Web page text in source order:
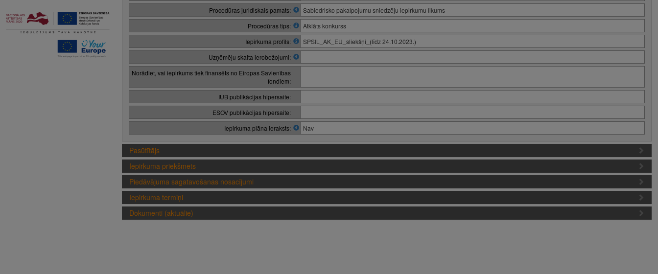
Procedūras juridiskais pamats:
Sabiedrisko pakalpojumu sniedzēju iepirkumu likums
Procedūras tips:
Atklāts konkurss
Iepirkuma profils:
SPSIL_AK_EU_sliekšņi_(līdz 24.10.2023.)
Uzņēmēju skaita ierobežojumi:
Norādiet, vai iepirkums tiek finansēts no Eiropas Savienības
fondiem:
IUB publikācijas hipersaite:
ESOV publikācijas hipersaite:
Iepirkuma plāna ieraksts:
Nav
Pasūtītājs
Iepirkuma priekšmets
Piedāvājuma sagatavošanas nosacījumi
Iepirkuma termiņi
Dokumenti (aktuālie)